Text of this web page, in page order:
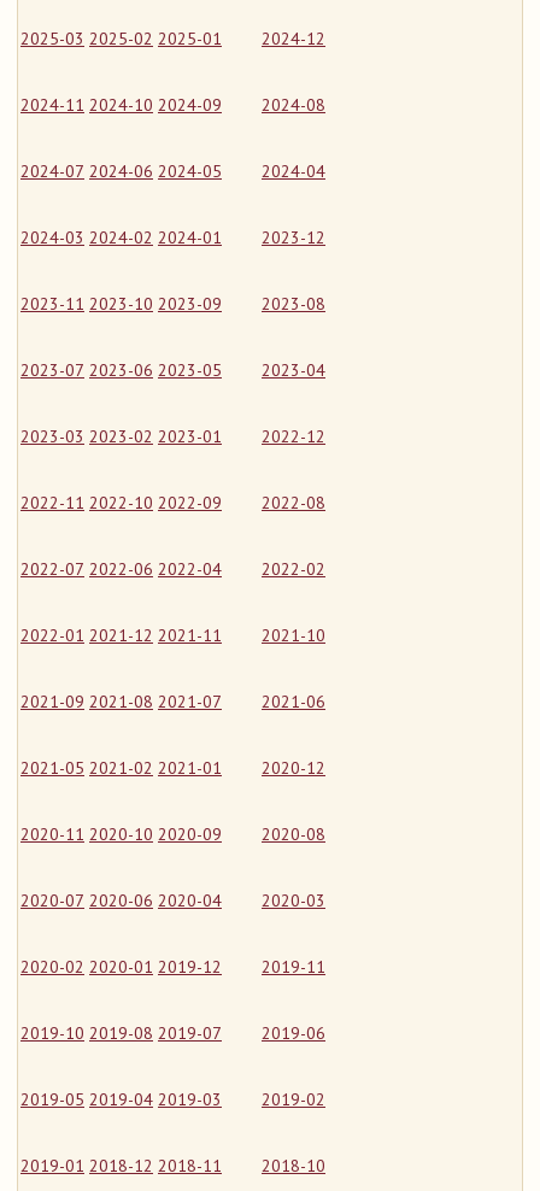
2025-03 2025-02 2025-01 2024-12
2024-11 2024-10 2024-09 2024-08
2024-07 2024-06 2024-05 2024-04
2024-03 2024-02 2024-01 2023-12
2023-11 2023-10 2023-09 2023-08
2023-07 2023-06 2023-05 2023-04
2023-03 2023-02 2023-01 2022-12
2022-11 2022-10 2022-09 2022-08
2022-07 2022-06 2022-04 2022-02
2022-01 2021-12 2021-11 2021-10
2021-09 2021-08 2021-07 2021-06
2021-05 2021-02 2021-01 2020-12
2020-11 2020-10 2020-09 2020-08
2020-07 2020-06 2020-04 2020-03
2020-02 2020-01 2019-12 2019-11
2019-10 2019-08 2019-07 2019-06
2019-05 2019-04 2019-03 2019-02
2019-01 2018-12 2018-11 2018-10